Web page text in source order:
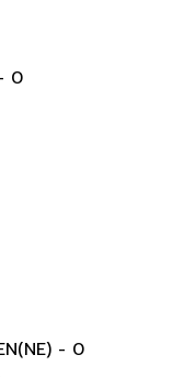
0
- 0